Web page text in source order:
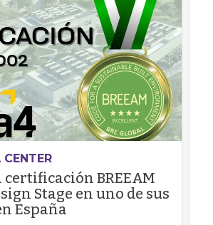
BREEAM
Stage en uno de sus
España